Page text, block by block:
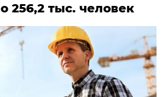
256,2 тыс. человек